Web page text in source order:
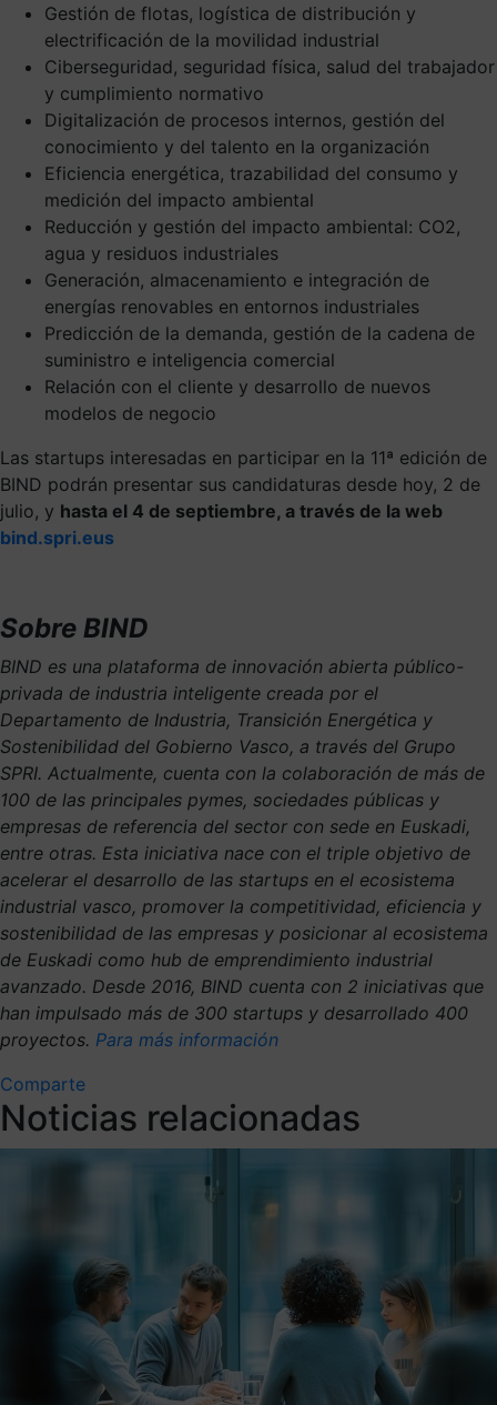
Gestión de flotas, logística de distribución y
electrificación de la movilidad industrial
Ciberseguridad, seguridad física, salud del trabajador
y cumplimiento normativo
Digitalización de procesos internos, gestión del
conocimiento y del talento en la organización
Eficiencia energética, trazabilidad del consumo y
medición del impacto ambiental
Reducción y gestión del impacto ambiental: CO2,
agua y residuos industriales
Generación, almacenamiento e integración de
energías renovables en entornos industriales
Predicción de la demanda, gestión de la cadena de
suministro e inteligencia comercial
Relación con el cliente y desarrollo de nuevos
modelos de negocio
Las startups interesadas en participar en la 11ª edición de
BIND podrán presentar sus candidaturas desde hoy, 2 de
julio, y hasta el 4 de septiembre, a través de la web
bind.spri.eus
Sobre BIND
BIND es una plataforma de innovación abierta público-
privada de industria inteligente creada por el
Departamento de Industria, Transición Energética y
Sostenibilidad del Gobierno Vasco, a través del Grupo
SPRI. Actualmente, cuenta con la colaboración de más de
100 de las principales pymes, sociedades públicas y
empresas de referencia del sector con sede en Euskadi,
entre otras. Esta iniciativa nace con el triple objetivo de
acelerar el desarrollo de las startups en el ecosistema
industrial vasco, promover la competitividad, eficiencia y
sostenibilidad de las empresas y posicionar al ecosistema
de Euskadi como hub de emprendimiento industrial
avanzado. Desde 2016, BIND cuenta con 2 iniciativas que
han impulsado más de 300 startups y desarrollado 400
proyectos. Para más información
Comparte
Noticias relacionadas